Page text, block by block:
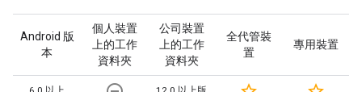
Android 版
本
個人裝置
上的工作
資料夾
公司裝置
上的工作
資料夾
全代管裝
置
專用裝置